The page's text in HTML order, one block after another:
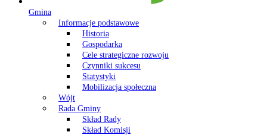
Gmina
Informacje podstawowe
Historia
Gospodarka
Cele strategiczne rozwoju
Czynniki sukcesu
Statystyki
Mobilizacja społeczna
Wójt
Rada Gminy
Skład Rady
Skład Komisji